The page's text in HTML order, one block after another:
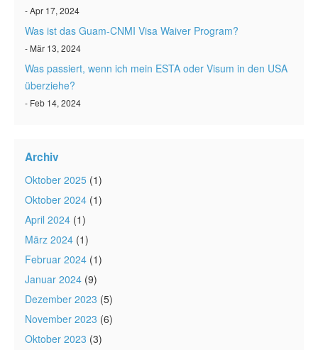
- Apr 17, 2024
Was ist das Guam-CNMI Visa Waiver Program?
- Mär 13, 2024
Was passiert, wenn ich mein ESTA oder Visum in den USA
überziehe?
- Feb 14, 2024
Archiv
Oktober 2025 (1)
Oktober 2024 (1)
April 2024 (1)
März 2024 (1)
Februar 2024 (1)
Januar 2024 (9)
Dezember 2023 (5)
November 2023 (6)
Oktober 2023 (3)